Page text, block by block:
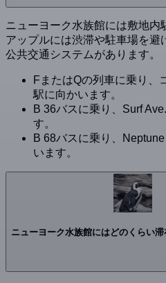
ニューヨーク水族館には敷地
アップルには渋滞や駐車場を避
公共交通システムがあります。
FまたはQの列車に乗り、
駅に向かいます。
B 36バスに乗り、Surf
す。
B 68バスに乗り、
います。
ニューヨーク水族館にはどのくらい